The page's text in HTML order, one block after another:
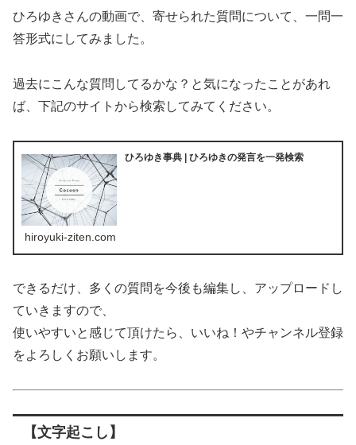
ひろゆきさんの動画で、寄せられた質問について、一問一
答形式にしてみました。
過去にこんな質問してるかな？と気になったことがあれ
ば、下記のサイトから検索してみてください。
ひろゆき事典 | ひろゆきの発言を一発検索
hiroyuki-ziten.com
できるだけ、多くの質問を今後も編集し、アップロードし
ていきますので、
使いやすいと感じて頂けたら、いいね！やチャンネル登録
をよろしくお願いします。
【文字起こし】